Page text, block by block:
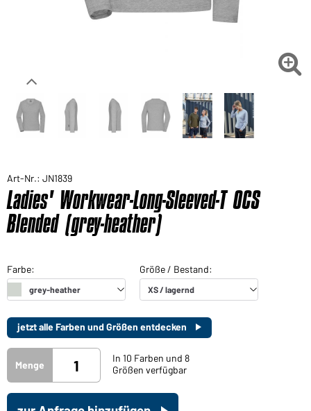

Art-Nr.: JN1839
Ladies' Workwear-Long-Sleeved-T OCS
Blended (grey-heather)
jetzt alle Farben und Größen entdecken
Menge
In 10 Farben und 8
Größen verfügbar